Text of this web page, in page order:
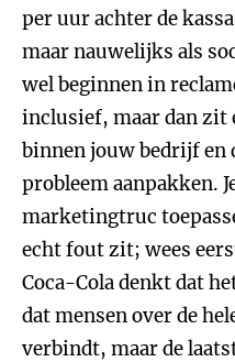
per uur achter de
maar nauwelijks als
wel beginnen in
inclusief, maar dan zit
binnen jouw bedrijf en
probleem aanpakken.
marketingtruc
echt fout zit; wees
Coca-Cola denkt dat
dat mensen over de
verbindt, maar de